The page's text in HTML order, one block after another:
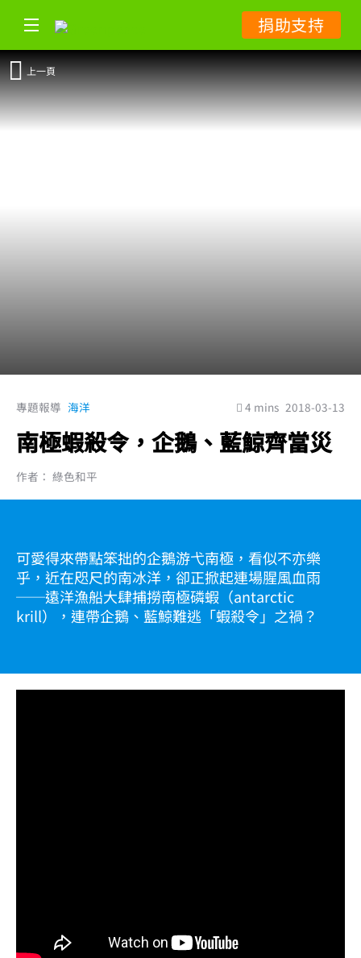
捐助支持
上一頁
專題報導 海洋 4 mins 2018-03-13
南極蝦殺令，企鵝、藍鯨齊當災
作者： 綠色和平
可愛得來帶點笨拙的企鵝游弋南極，看似不亦樂
乎，近在咫尺的南冰洋，卻正掀起連場腥風血雨
──遠洋漁船大肆捕撈南極磷蝦（antarctic
krill），連帶企鵝、藍鯨難逃「蝦殺令」之禍？